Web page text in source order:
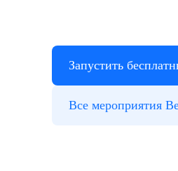
Запустить
Все мероприятия